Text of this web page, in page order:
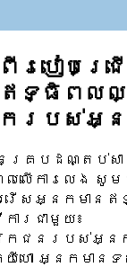
ពីរបៀបជ្រ
ឥទ្ធិពល
ករបស់អ្
នគ្របដណ្តប់សា
លើការលេង សូ
រើសអ្នកមានឥ
ារជាមួយ៖
និកជនរបស់អ្ន
កយីហោ អ្នកមា